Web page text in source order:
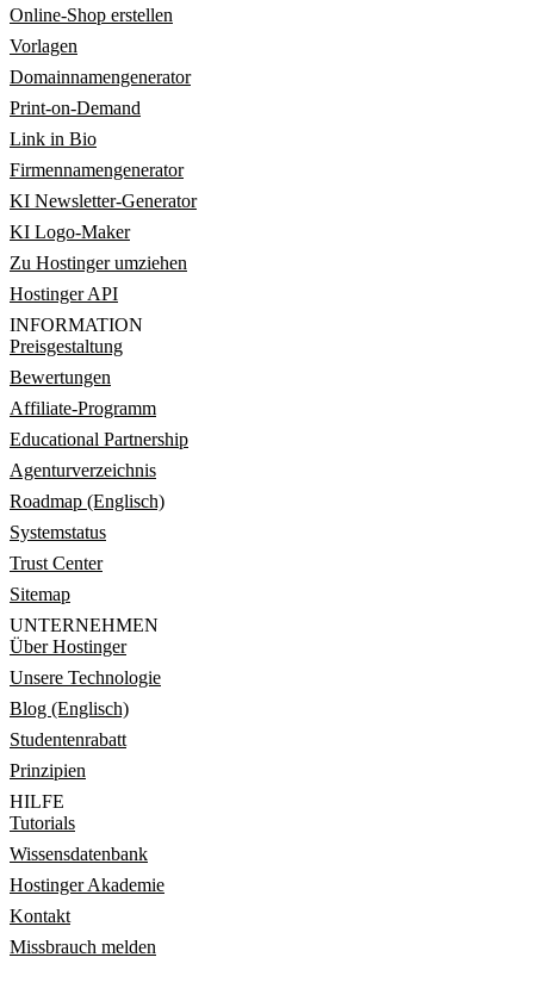
Online-Shop erstellen
Vorlagen
Domainnamengenerator
Print-on-Demand
Link in Bio
Firmennamengenerator
KI Newsletter-Generator
KI Logo-Maker
Zu Hostinger umziehen
Hostinger API
INFORMATION
Preisgestaltung
Bewertungen
Affiliate-Programm
Educational Partnership
Agenturverzeichnis
Roadmap (Englisch)
Systemstatus
Trust Center
Sitemap
UNTERNEHMEN
Über Hostinger
Unsere Technologie
Blog (Englisch)
Studentenrabatt
Prinzipien
HILFE
Tutorials
Wissensdatenbank
Hostinger Akademie
Kontakt
Missbrauch melden